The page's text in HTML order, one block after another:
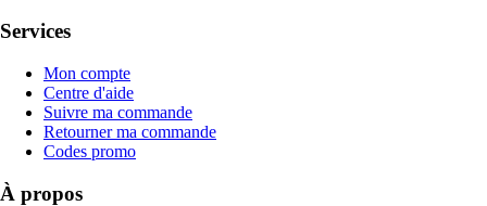
Services
Mon compte
Centre d'aide
Suivre ma commande
Retourner ma commande
Codes promo
À propos